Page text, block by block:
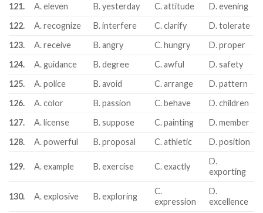
121. A. eleven B. yesterday C. attitude
D. evening
122.
A. recognize B. interfere C. clarify
D. tolerate
123.
A. receive B. angry C. hungry
D. proper
124.
A. guidance B. degree C. awful
D. safety
125.
A. police B. avoid C. arrange
D. pattern
126.
A. color B. passion C. behave
D. children
127.
A. license B. suppose C. painting
D. member
128.
A. powerful B. proposal C. athletic D. position
129. A. example B. exercise C. exactly
D.
exporting
130. A. explosive B. exploring
C.
expression
D.
excellence